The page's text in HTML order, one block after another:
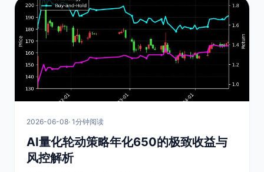
2026-06-08· 1分钟阅读
AI量化轮动策略年化650的极致收益与
风控解析